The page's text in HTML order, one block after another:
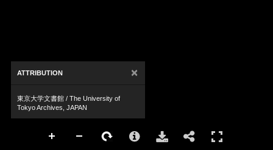
ATTRIBUTION ×
東京大学文書館 / The University of
Tokyo Archives, JAPAN